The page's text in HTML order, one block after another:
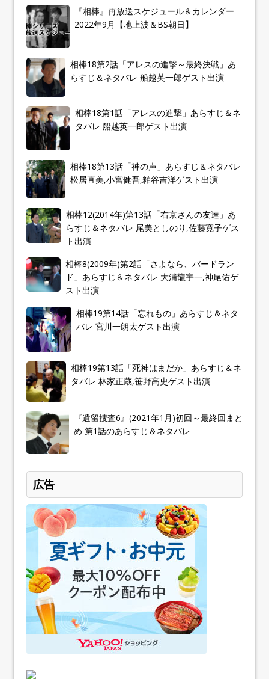
『相棒』再放送スケジュール＆カレンダー
2022年9月【地上波＆BS朝日】
相棒18第2話「アレスの進撃～最終決戦」あ
らすじ＆ネタバレ 船越英一郎ゲスト出演
相棒18第1話「アレスの進撃」あらすじ＆ネ
タバレ 船越英一郎ゲスト出演
相棒18第13話「神の声」あらすじ＆ネタバレ
松居直美,小宮健吾,粕谷吉洋ゲスト出演
相棒12(2014年)第13話「右京さんの友達」あ
らすじ＆ネタバレ 尾美としのり,佐藤寛子ゲス
ト出演
相棒8(2009年)第2話「さよなら、バードラン
ド」あらすじ＆ネタバレ 大浦龍宇一,神尾佑ゲ
スト出演
相棒19第14話「忘れもの」あらすじ＆ネタ
バレ 宮川一朗太ゲスト出演
相棒19第13話「死神はまだか」あらすじ＆ネ
タバレ 林家正蔵,笹野高史ゲスト出演
『遺留捜査6』(2021年1月)初回～最終回まと
め 第1話のあらすじ＆ネタバレ
広告